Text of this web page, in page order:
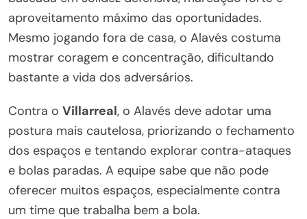
aproveitamento máximo das oportunidades.
Mesmo jogando fora de casa, o Alavés costuma
mostrar coragem e concentração, dificultando
bastante a vida dos adversários.
Contra o Villarreal, o Alavés deve adotar uma
postura mais cautelosa, priorizando o fechamento
dos espaços e tentando explorar contra-ataques
e bolas paradas. A equipe sabe que não pode
oferecer muitos espaços, especialmente contra
um time que trabalha bem a bola.